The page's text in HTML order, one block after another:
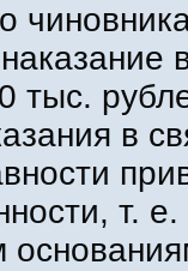
тыс.
в
т.